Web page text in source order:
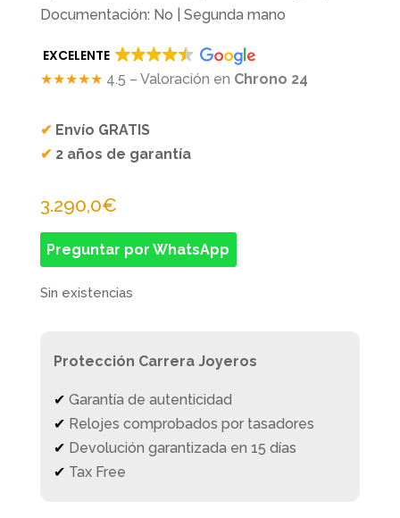
Documentación: No | Segunda mano
EXCELENTE
★★★★★ 4.5 – Valoración en Chrono 24
✔ Envío GRATIS
✔ 2 años de garantía
3.290,0€
Preguntar por WhatsApp
Sin existencias
Protección Carrera Joyeros
✔ Garantía de autenticidad
✔ Relojes comprobados por tasadores
✔ Devolución garantizada en 15 días
✔ Tax Free